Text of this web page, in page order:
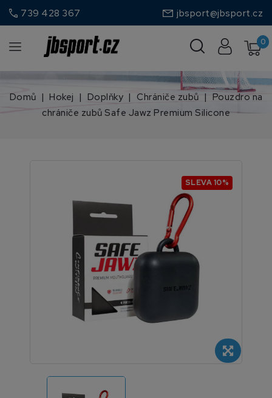
call 739 428 367 jbsport@jbsport.cz
0
Domů Hokej Doplňky Chrániče zubů
Pouzdro na
chrániče zubů Safe Jawz Premium Silicone
SLEVA 10%